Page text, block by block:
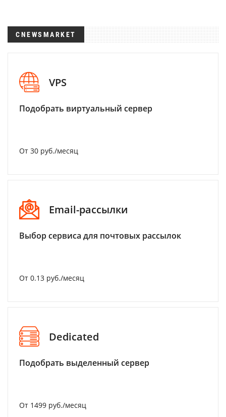
CNEWSMARKET
VPS
Подобрать виртуальный сервер
От 30 руб./месяц
Email-рассылки
Выбор сервиса для почтовых рассылок
От 0.13 руб./месяц
Dedicated
Подобрать выделенный сервер
От 1499 руб./месяц